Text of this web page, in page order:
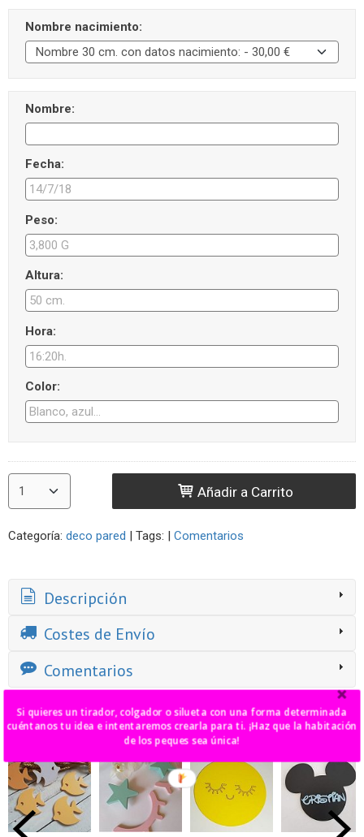
Nombre nacimiento:
Nombre:
Fecha:
Peso:
Altura:
Hora:
Color:
Añadir a Carrito
Categoría: deco pared Tags: Comentarios
Descripción
Costes de Envío
Comentarios
Productos Relacionados
Si quieres un tirador, colgador o silueta con una forma determinada
cuéntanos tu idea e intentaremos crearla para ti. ¡Haz que la habitación
de los peques sea única!